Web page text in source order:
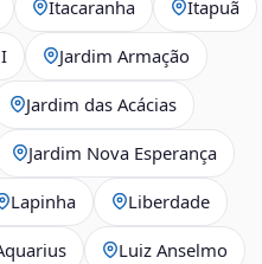
Itacaranha Itapuã
Jardim Armação
Jardim das Acácias
Jardim Nova Esperança
Lapinha Liberdade
Luiz Anselmo